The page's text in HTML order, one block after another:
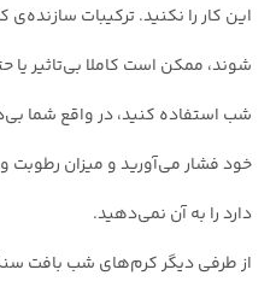
این کار را نکنید. ترکیبات
شوند، ممکن است کاملا بی‌تاثیر یا
خود فشار می‌آورید و میزان
دارد را به آن نمی‌دهید.
از طرفی دیگر کرم‌های شب بافت